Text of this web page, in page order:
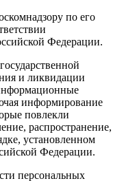
по его
Федерации.
и ликвидации
информирование
повлекли
распространение,
установленном
Федерации.
персональных